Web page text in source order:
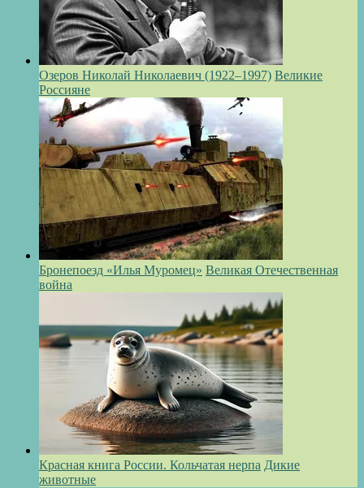
Озеров Николай Николаевич (1922–1997) Великие
Россияне
Бронепоезд «Илья Муромец» Великая Отечественная
война
Красная книга России. Кольчатая нерпа Дикие
животные